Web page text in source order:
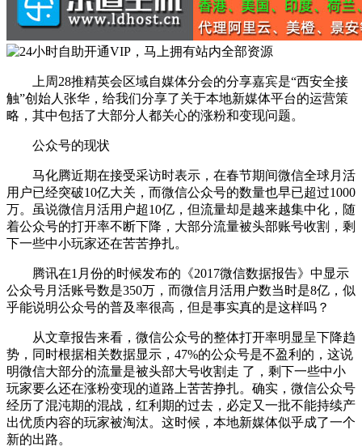
上周28推精英会区域自媒体分会的分享嘉宾是“西安全接
触”创始人张华，给我们分享了关于本地新媒体平台的运营策
略，其中包括了大部分人都关心的涨粉和变现问题。
公众号的现状
马化腾近期在接受采访时表示，在春节期间微信全球月活
用户已经突破10亿大关，而微信公众号的数量也早已超过1000
万。虽说微信月活用户超10亿，但流量却是越来越集中化，随
着公众号的打开率不断下降，大部分流量被头部账号收割，剩
下一些中小玩家还在苦苦挣扎。
腾讯在1月份的时候发布的《2017微信数据报告》中显示
公众号月活账号数是350万，而微信月活用户数当时是8亿，似
乎能说明公众号的普及率很高，但是事实真的是这样吗？
从文章报告来看，微信公众号的整体打开率明显呈下降趋
势，同时根据相关数据显示，47%的公众号是不盈利的，这说
明微信大部分的流量是被头部大号收割走 了，剩下一些中小
玩家要么还在涨粉变现的道路上苦苦挣扎。确实，微信公众号
经历了混沌期的混战，红利期的过去，必定又一批不能持续产
出优质内容的玩家被淘汰。这时候，本地新媒体似乎成了一个
新的出路。